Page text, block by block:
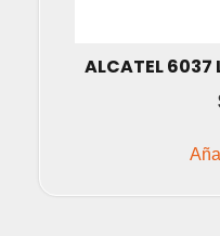
ALCATEL 6037